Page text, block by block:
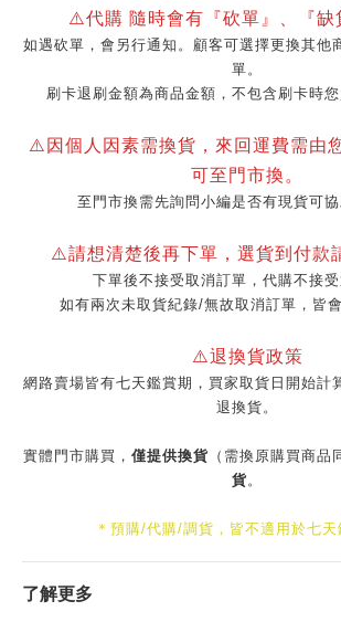
⚠️代購 隨時會有『砍單』、『缺
如遇砍單，會另行通知。顧客可選擇更換其他
單。
刷卡退刷金額為商品金額，不包含刷卡時您
⚠️因個人因素需換貨，來回運費需由
可至門市換。
至門市換需先詢問小編是否有現貨可協
⚠️請想清楚後再下單，選貨到付款
下單後不接受取消訂單，代購不接受
如有兩次未取貨紀錄/無故取消訂單，皆會
⚠️退換貨政策
網路賣場皆有七天鑑賞期，買家取貨日開始計
退換貨。
實體門市購買， 僅提供換貨 （需換原購買商品
貨。
＊預購/代購/調貨，皆不適用於七天
了解更多